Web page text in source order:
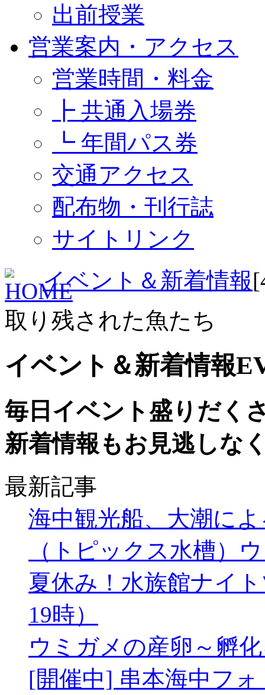
出前授業
営業案内・アクセス
営業時間・料金
┣ 共通入場券
┗ 年間パス券
交通アクセス
配布物・刊行誌
サイトリンク
イベント＆新着情報
取り残された魚たち
イベント＆新着情報
毎日イベント盛りだく
新着情報もお見逃しな
最新記事
海中観光船、大潮に
（トピックス水槽）
夏休み！水族館ナイ
19時）
ウミガメの産卵～孵
[開催中] 串本海中フ